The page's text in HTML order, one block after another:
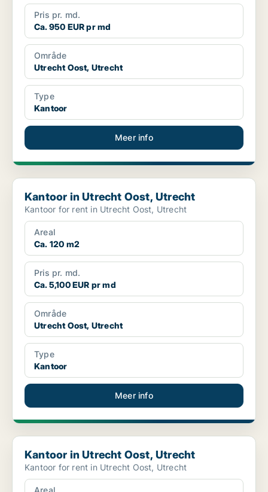
Pris pr. md.
Ca. 950 EUR pr md
Område
Utrecht Oost, Utrecht
Type
Kantoor
Meer info
Kantoor in Utrecht Oost, Utrecht
Kantoor in Utrecht Oost, Utrecht
Kantoor for rent in Utrecht Oost, Utrecht
Areal
Ca. 120 m2
Pris pr. md.
Ca. 5,100 EUR pr md
Område
Utrecht Oost, Utrecht
Type
Kantoor
Meer info
Kantoor in Utrecht Oost, Utrecht
Kantoor in Utrecht Oost, Utrecht
Kantoor for rent in Utrecht Oost, Utrecht